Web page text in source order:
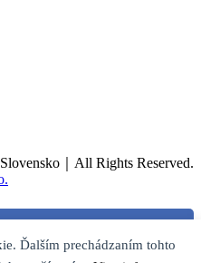
Ďalším prechádzaním tohto
｜All Rights Reserved.